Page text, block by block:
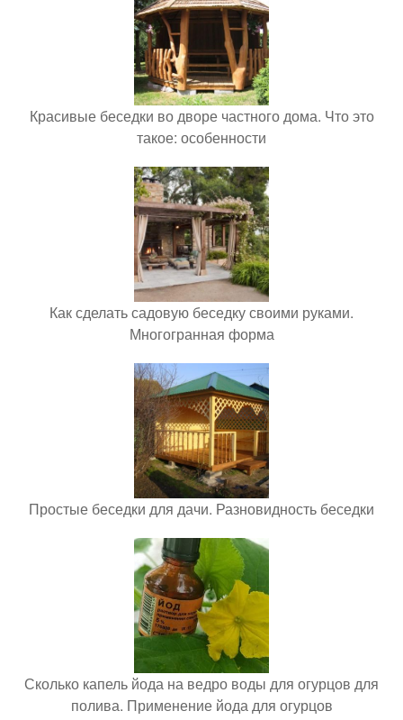
Красивые беседки во дворе частного дома. Что это
такое: особенности
Как сделать садовую беседку своими руками.
Многогранная форма
Простые беседки для дачи. Разновидность беседки
Сколько капель йода на ведро воды для огурцов для
полива. Применение йода для огурцов